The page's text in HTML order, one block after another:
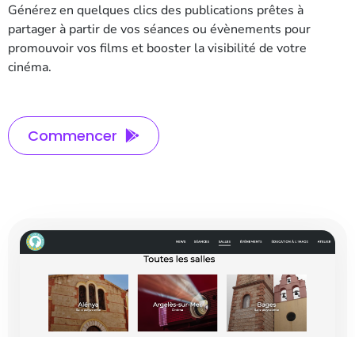
Générez en quelques clics des publications prêtes à
partager à partir de vos séances ou évènements pour
promouvoir vos films et booster la visibilité de votre
cinéma.
Commencer